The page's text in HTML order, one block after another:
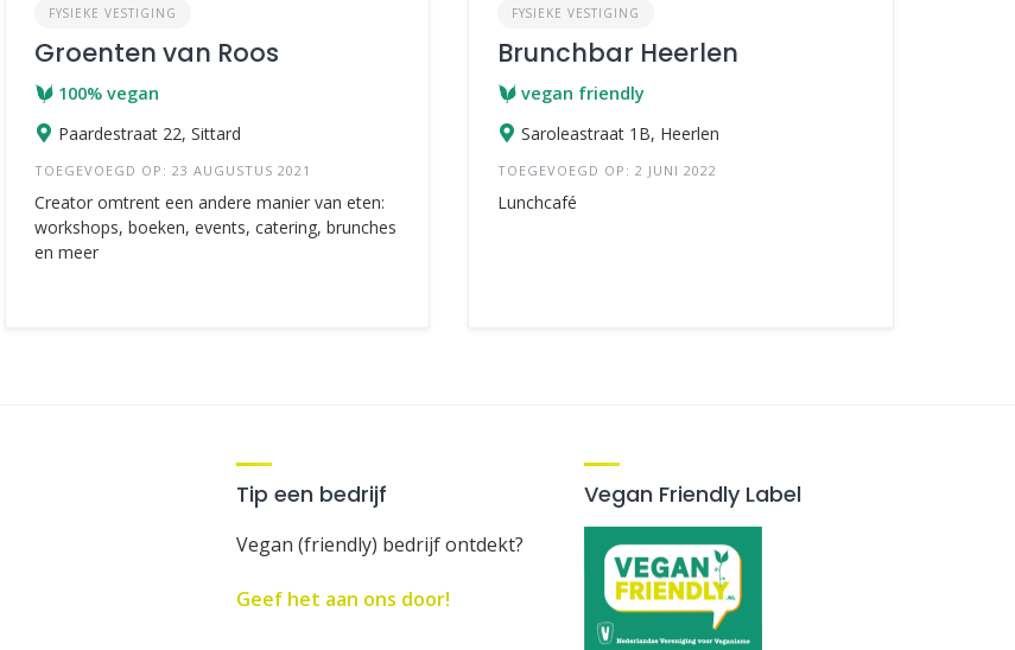
FYSIEKE VESTIGING
Groenten van Roos
100% vegan
Paardestraat 22, Sittard
TOEGEVOEGD OP: 23 AUGUSTUS 2021
Creator omtrent een andere manier van eten:
workshops, boeken, events, catering, brunches
en meer
FYSIEKE VESTIGING
Brunchbar Heerlen
vegan friendly
Saroleastraat 1B, Heerlen
TOEGEVOEGD OP: 2 JUNI 2022
Lunchcafé
Tip een bedrijf
Vegan (friendly) bedrijf ontdekt?
Geef het aan ons door!
Vegan Friendly Label